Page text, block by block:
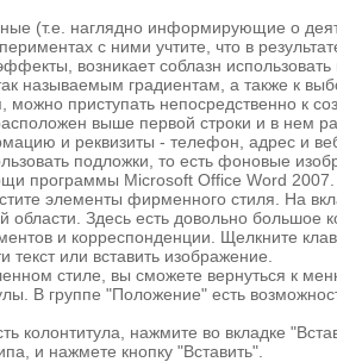
(т.е. наглядно информирующие о
с ними учтите, что в
возникает соблазн
называемым градиентам, а также к
можно приступать непосредственно
выше первой строки и в
и реквизиты - телефон, адрес и
подложки, то есть фоновые
программы Microsoft Office Word
элементы фирменного стиля. На
области. Здесь есть довольно
и корреспонденции. Щелкните
текст или вставить изображение.
стиле, вы сможете вернуться к
В группе "Положение" есть
колонтитула, нажмите во вкладке
и нажмете кнопку "Вставить".